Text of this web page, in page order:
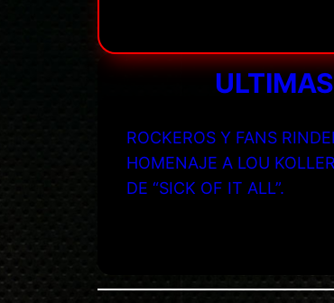
ROCKEROS Y FANS
HOMENAJE A LOU
DE “SICK OF IT ALL”.